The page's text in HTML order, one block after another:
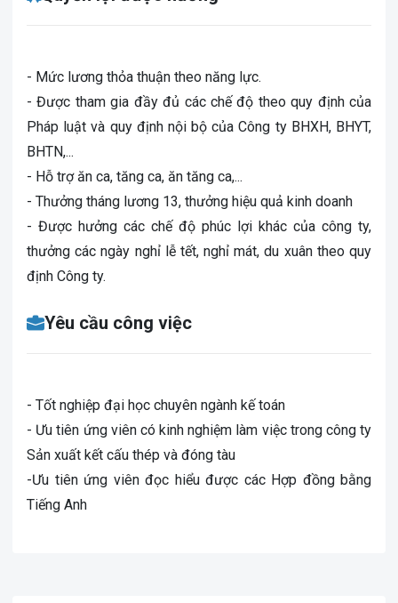
- Mức lương thỏa thuận theo năng lực.
- Được tham gia đầy đủ các chế độ theo quy định của
Pháp luật và quy định nội bộ của Công ty BHXH, BHYT,
BHTN,...
- Hỗ trợ ăn ca, tăng ca, ăn tăng ca,...
- Thưởng tháng lương 13, thưởng hiệu quả kinh doanh
- Được hưởng các chế độ phúc lợi khác của công ty,
thưởng các ngày nghỉ lễ tết, nghỉ mát, du xuân theo quy
định Công ty.
Yêu cầu công việc
- Tốt nghiệp đại học chuyên ngành kế toán
- Ưu tiên ứng viên có kinh nghiệm làm việc trong công ty
Sản xuất kết cấu thép và đóng tàu
-Ưu tiên ứng viên đọc hiểu được các Hợp đồng bằng
Tiếng Anh